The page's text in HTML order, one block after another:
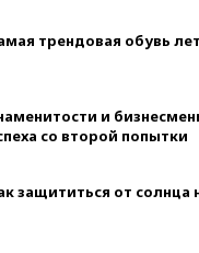
трендовая обувь
и
со второй попытки
защититься от солнца